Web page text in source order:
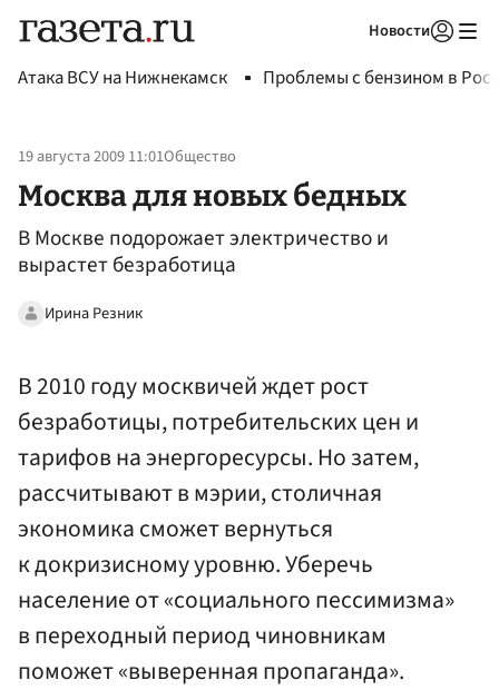
Новости
Атака ВСУ на Нижнекамск Проблемы с бензином в
19 августа 2009 11:01Общество
Москва для новых бедных
В Москве подорожает электричество и
вырастет безработица
Ирина Резник
В 2010 году москвичей ждет рост
безработицы, потребительских цен и
тарифов на энергоресурсы. Но затем,
рассчитывают в мэрии, столичная
экономика сможет вернуться
к докризисному уровню. Уберечь
население от «социального пессимизма»
в переходный период чиновникам
поможет «выверенная пропаганда».